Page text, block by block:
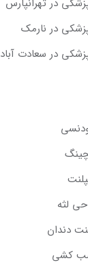
در نارمک
در سعادت آباد
لثه
دندان
کشی